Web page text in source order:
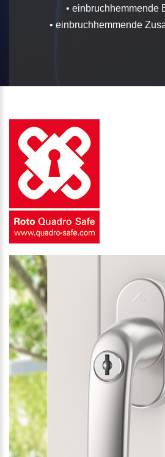
• einbruchhemmende
• einbruchhemmende